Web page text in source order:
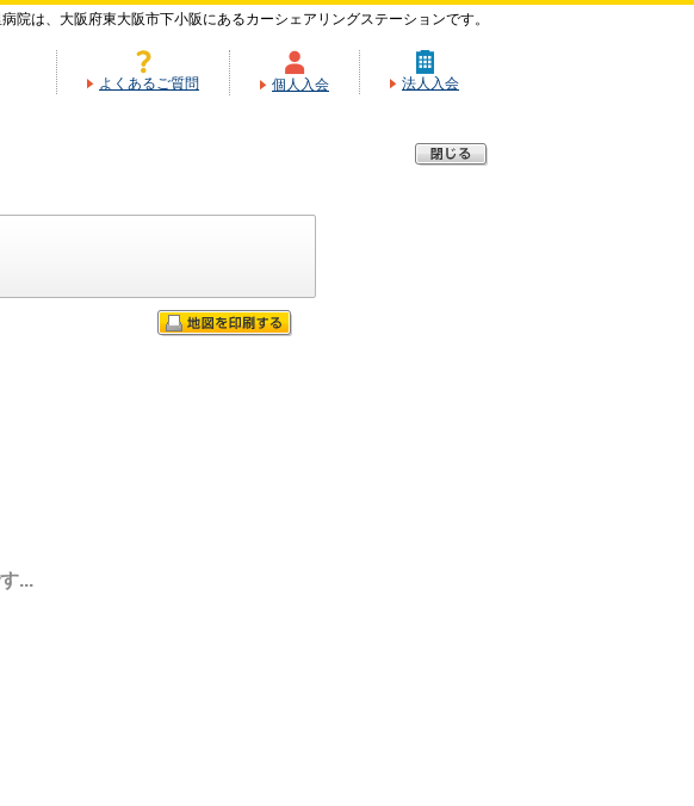
院は、大阪府東大阪市下小阪にあるカーシェアリングステーションです。
よくあるご質問 個人入会 法人入会
...